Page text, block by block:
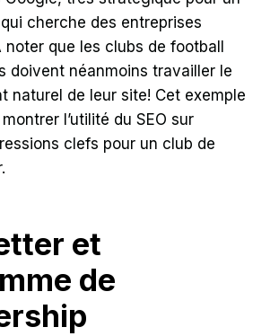
cherche des entreprises
noter que les clubs de football
doivent néanmoins travailler le
naturel de leur site! Cet exemple
l’utilité du SEO sur
clefs pour un club de
et
de